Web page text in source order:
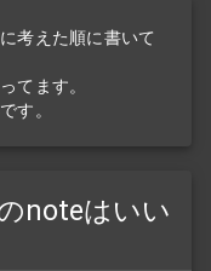
考えた順に書いて
てます。
す。
noteはいい